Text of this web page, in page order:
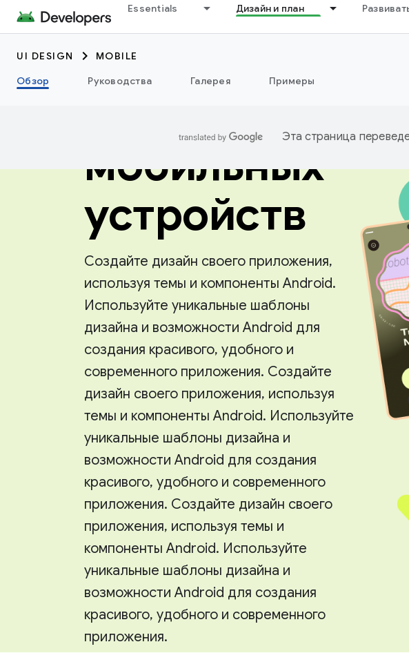
Essentials Дизайн и план
UI DESIGN
MOBILE
Обзор
Руководства Галерея Примеры
Эта страница
мобильных
устройств
Создайте дизайн своего приложения,
используя темы и компоненты Android.
Используйте уникальные шаблоны
дизайна и возможности Android для
создания красивого, удобного и
современного приложения. Создайте
дизайн своего приложения, используя
темы и компоненты Android. Используйте
уникальные шаблоны дизайна и
возможности Android для создания
красивого, удобного и современного
приложения. Создайте дизайн своего
приложения, используя темы и
компоненты Android. Используйте
уникальные шаблоны дизайна и
возможности Android для создания
красивого, удобного и современного
приложения.